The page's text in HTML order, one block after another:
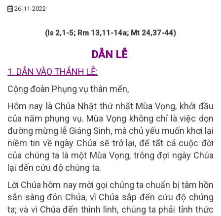
26-11-2022
(Is 2,1-5; Rm 13,11-14a; Mt 24,37-44)
DẪN LỄ
1. DẪN VÀO THÁNH LỄ:
Cộng đoàn Phụng vụ thân mến,
Hôm nay là Chúa Nhật thứ nhất Mùa Vọng, khởi đầu
của năm phụng vụ. Mùa Vọng không chỉ là việc dọn
đường mừng lễ Giáng Sinh, mà chủ yếu muốn khơi lại
niềm tin về ngày Chúa sẽ trở lại, để tất cả cuộc đời
của chúng ta là một Mùa Vọng, trông đợi ngày Chúa
lại đến cứu độ chúng ta.
Lời Chúa hôm nay mời gọi chúng ta chuẩn bị tâm hồn
sẵn sàng đón Chúa, vì Chúa sắp đến cứu độ chúng
ta; và vì Chúa đến thình lình, chúng ta phải tỉnh thức